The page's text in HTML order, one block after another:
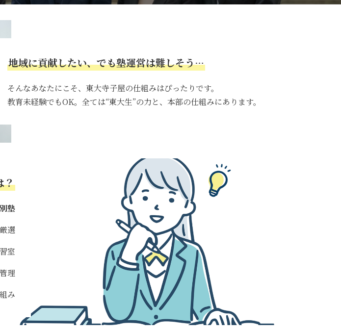
地域に貢献したい、でも塾運営は難しそう…
そんなあなたにこそ、東大寺子屋の仕組みはぴったりです。
教育未経験でもOK。全ては“東大生”の力と、本部の仕組みにあります。
？
塾
選
室
理
み